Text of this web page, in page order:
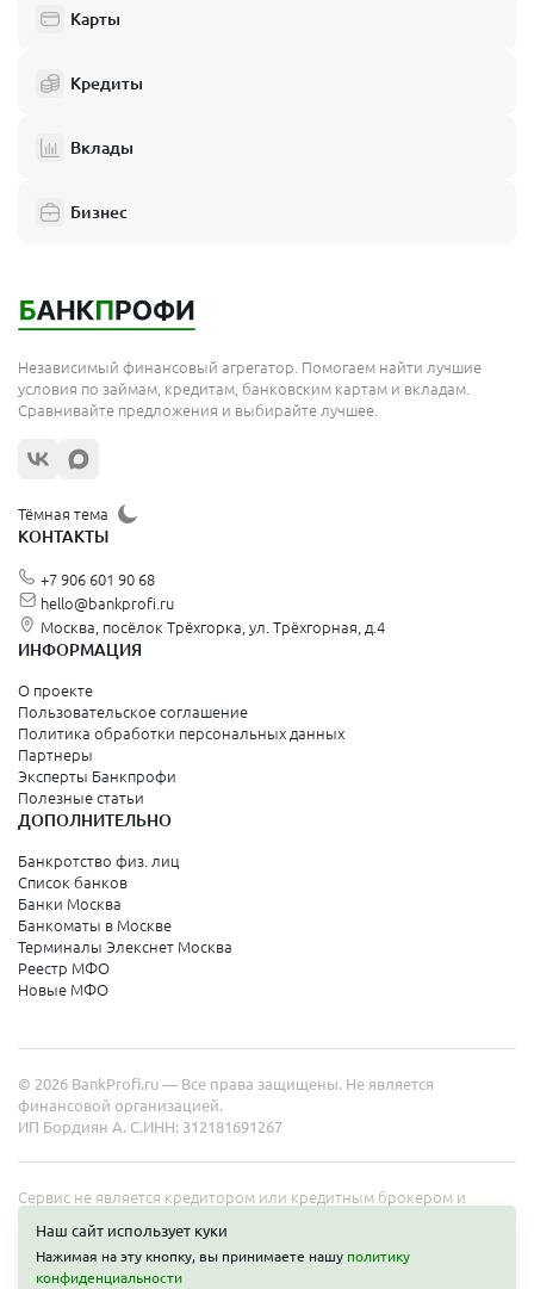
Одинцово
Электросталь
Реутов
Подольск
Королёв
Сергиев Посад
Орехово-Зуево
Щёлково
Видное
Зеленоград
Санкт-Петербург и Ленинградская область
Колпино
Санкт-Петербург
Краснодарский край
Армавир
Сочи
Анапа
Ейск
Карты
Кредиты
Вклады
Бизнес
Независимый финансовый агрегатор. Помогаем найти лучшие
условия по займам, кредитам, банковским картам и вкладам.
Сравнивайте предложения и выбирайте лучшее.
Тёмная тема
КОНТАКТЫ
+7 906 601 90 68
hello@bankprofi.ru
Москва, посёлок Трёхгорка, ул. Трёхгорная, д.4
ИНФОРМАЦИЯ
О проекте
Пользовательское соглашение
Политика обработки персональных данных
Партнеры
Эксперты Банкпрофи
Полезные статьи
ДОПОЛНИТЕЛЬНО
Банкротство физ. лиц
Список банков
Банки Москва
Банкоматы в Москве
Терминалы Элекснет Москва
Реестр МФО
Новые МФО
© 2026 BankProfi.ru — Все права защищены. Не является
финансовой организацией.
ИП Бордиян А. С.ИНН: 312181691267
Сервис не является кредитором или кредитным брокером и
на сайте не является публичной офертой. Полные условия услуг
уточняйте на сайте организаций.
Наш сайт использует куки
Нажимая на эту кнопку, вы принимаете нашу политику
конфиденциальности